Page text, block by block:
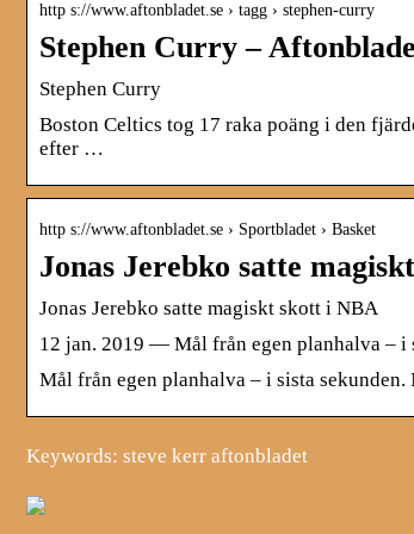
http s://www.aftonbladet.se › tagg › stephen-curry
Stephen Curry –
Stephen Curry
Boston Celtics tog 17 raka poäng i den
efter …
http s://www.aftonbladet.se › Sportbladet › Basket
Jonas Jerebko satte
Jonas Jerebko satte magiskt skott i NBA
12 jan. 2019 — Mål från egen planhalva – i
Mål från egen planhalva – i sista
Keywords: steve kerr aftonbladet